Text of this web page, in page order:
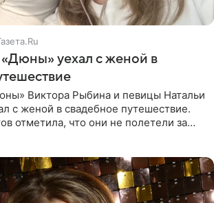
уехал с женой в
Виктора Рыбина и певицы Натальи
с женой в свадебное путешествие.
отметила, что они не полетели за